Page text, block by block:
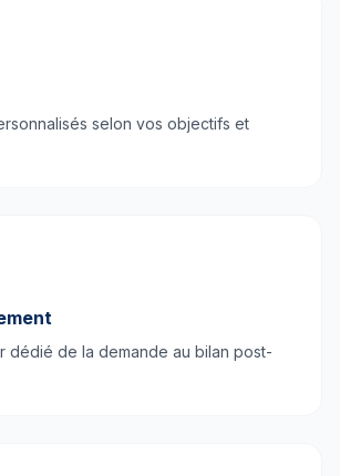
selon vos objectifs et
dédié de la demande au bilan post-